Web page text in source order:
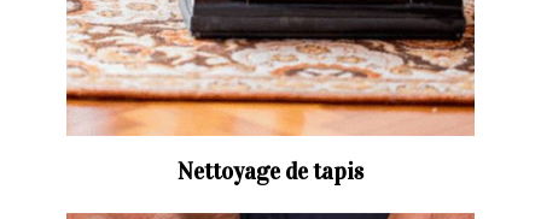
Nettoyage de tapis